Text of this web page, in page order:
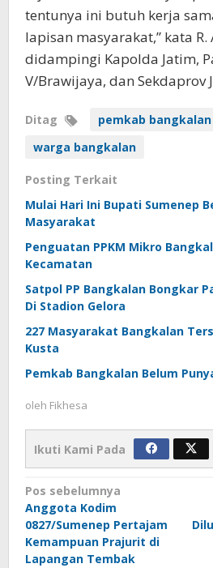
tentunya ini butuh kerja
lapisan masyarakat,” kata
didampingi Kapolda Jatim,
V/Brawijaya, dan Sekdaprov
Ditag pemkab bangkalan
warga bangkalan
Posting Terkait
Mulai Hari Ini Bupati Sumenep
Masyarakat
Penguatan PPKM Mikro
Kecamatan
Satpol PP Bangkalan Bongkar
Di Stadion Gelora
227 Masyarakat Bangkalan
Kusta
Pemkab Bangkalan Belum
oleh Fikhesa
Ikuti Kami Pada
Navigasi
pos
Pos sebelumnya
Anggota Kodim
0827/Sumenep Pertajam
Kemampuan Prajurit di
Lapangan Tembak